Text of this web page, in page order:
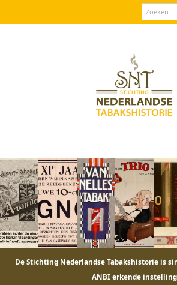
De Stichting Nederlandse Tabakshistorie is
ANBI erkende instelling